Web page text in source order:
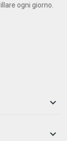
ogni giorno.

